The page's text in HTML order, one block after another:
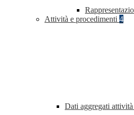
Attività e procedimenti 4
Dati aggregati